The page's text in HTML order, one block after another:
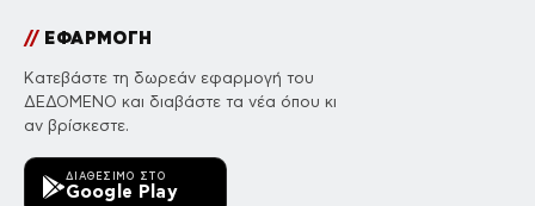
//ΕΦΑΡΜΟΓΗ
Κατεβάστε τη δωρεάν εφαρμογή του
ΔΕΔΟΜΕΝΟ και διαβάστε τα νέα όπου κι
αν βρίσκεστε.
ΔΙΑΘΈΣΙΜΟ ΣΤΟ
Google Play